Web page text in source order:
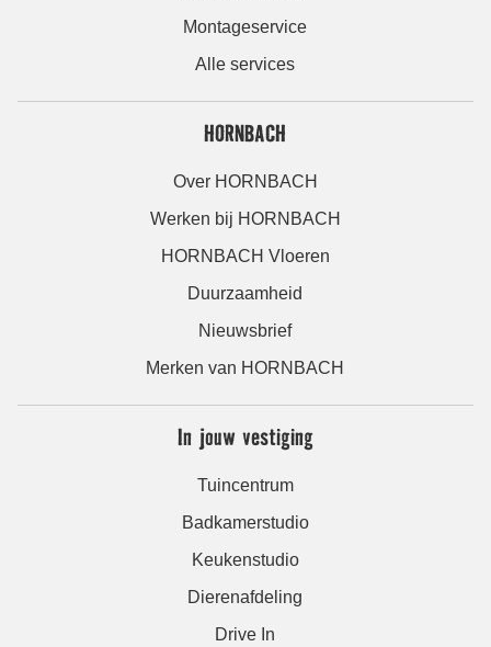
Montageservice
Alle services
HORNBACH
Over HORNBACH
Werken bij HORNBACH
HORNBACH Vloeren
Duurzaamheid
Nieuwsbrief
Merken van HORNBACH
In jouw vestiging
Tuincentrum
Badkamerstudio
Keukenstudio
Dierenafdeling
Drive In